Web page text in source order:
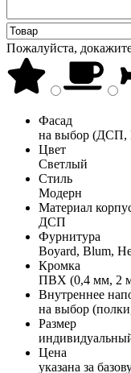
Пожалуйста,
Фасад
на выбор
Цвет
Светлый
Стиль
Модерн
Материал
ДСП
Фурнитура
Boyard, Blum,
Кромка
ПВХ (0,4 мм, 2
Внутреннее
на выбор
Размер
Цена
указана за